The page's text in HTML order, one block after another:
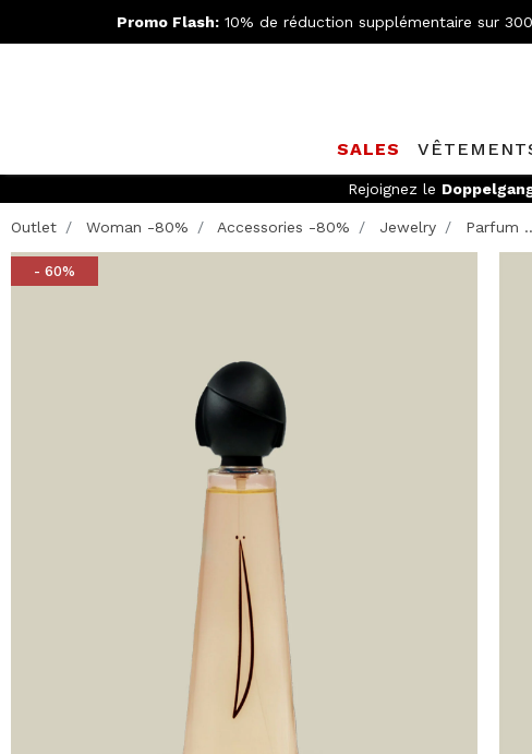
Promo Flash: 10% de réduction supplémentaire sur
SALES
Rejoignez le
Outlet Woman -80% Accessories -80% Jewelry Parfum
- 60%